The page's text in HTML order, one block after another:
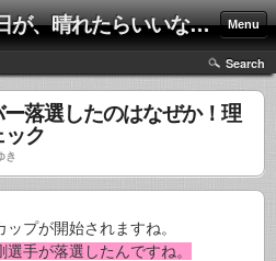
、晴れたらいいな！！ Menu
Search
落選したのはなぜか！理
ク
き
プが開始されますね。
手が落選したんですね。